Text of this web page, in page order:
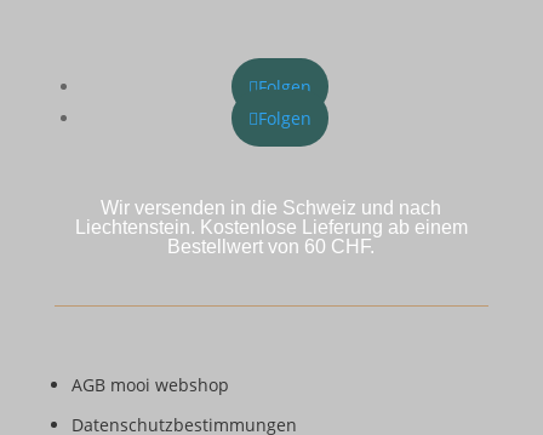
Folgen
Folgen
Wir versenden in die Schweiz und nach
Liechtenstein. Kostenlose Lieferung ab einem
Bestellwert von 60 CHF.
AGB mooi webshop
Datenschutzbestimmungen